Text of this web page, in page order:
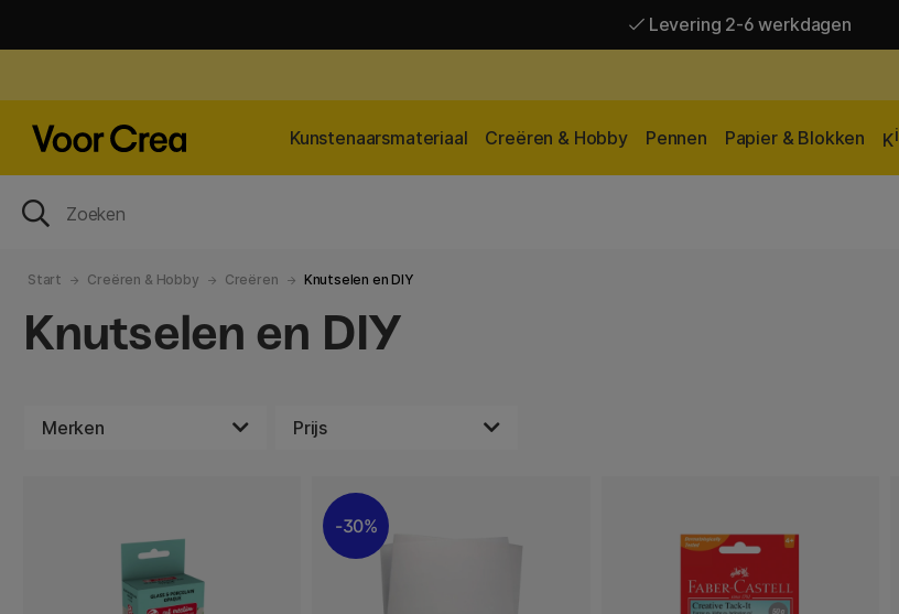
Gratis verzending vanaf 95 €*
Kunstenaarsmateriaal Creëren & Hobby Pennen Papier & Blokken Ki
Start Creëren & Hobby Creëren Knutselen en DIY
Knutselen en DIY
Merken Prijs
30%